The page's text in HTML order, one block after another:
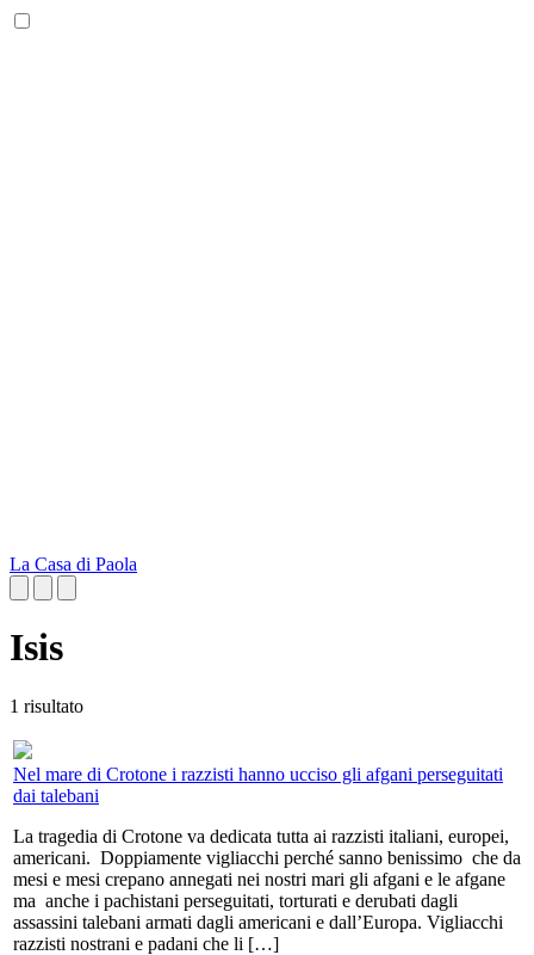
La Casa di Paola
Isis
1 risultato
Nel mare di Crotone i razzisti hanno ucciso gli afgani perseguitati
dai talebani
La tragedia di Crotone va dedicata tutta ai razzisti italiani, europei,
americani. Doppiamente vigliacchi perché sanno benissimo che da
mesi e mesi crepano annegati nei nostri mari gli afgani e le afgane
ma anche i pachistani perseguitati, torturati e derubati dagli
assassini talebani armati dagli americani e dall’Europa. Vigliacchi
razzisti nostrani e padani che li […]